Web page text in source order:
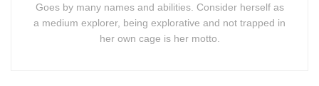
Goes by many names and abilities. Consider herself as
a medium explorer, being explorative and not trapped in
her own cage is her motto.